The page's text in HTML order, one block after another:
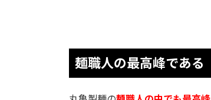
麺職人の最高峰である